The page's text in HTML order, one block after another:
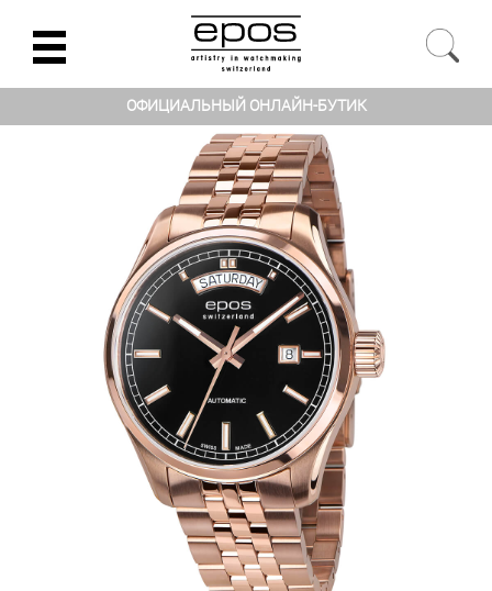
ОФИЦИАЛЬНЫЙ ОНЛАЙН-БУТИК